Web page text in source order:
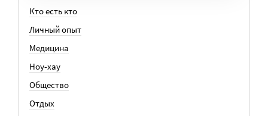
Кто есть кто
Личный опыт
Медицина
Ноу-хау
Общество
Отдых